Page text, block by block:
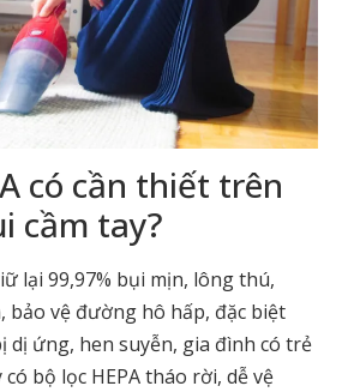
có cần thiết trên
cầm tay?
lại 99,97% bụi mịn, lông thú,
bảo vệ đường hô hấp, đặc biệt
dị ứng, hen suyễn, gia đình có trẻ
bộ lọc HEPA tháo rời, dễ vệ